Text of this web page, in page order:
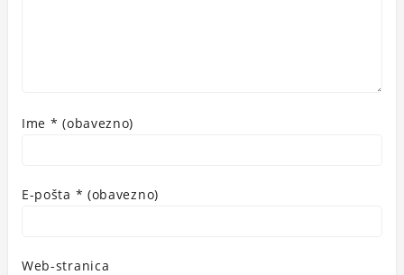
Ime * (obavezno)
E-pošta * (obavezno)
Web-stranica